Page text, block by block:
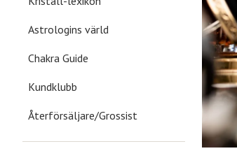
Astrologins värld
Chakra Guide
Kundklubb
Återförsäljare/Grossist